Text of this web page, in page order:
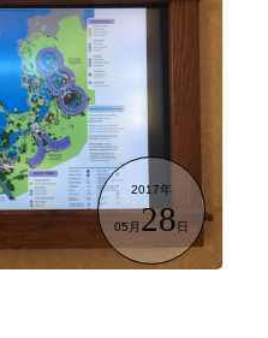
2017年
05月 28 日